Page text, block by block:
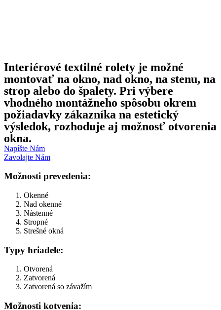
Interiérové textilné rolety je možné
montovať na okno, nad okno, na stenu, na
strop alebo do špalety. Pri výbere
vhodného montážneho spôsobu okrem
požiadavky zákazníka na estetický
výsledok, rozhoduje aj možnosť otvorenia
okna.
Napíšte Nám
Zavolajte Nám
Možnosti prevedenia:
Okenné
Nad okenné
Nástenné
Stropné
Strešné okná
Typy hriadele:
Otvorená
Zatvorená
Zatvorená so závažím
Možnosti kotvenia: